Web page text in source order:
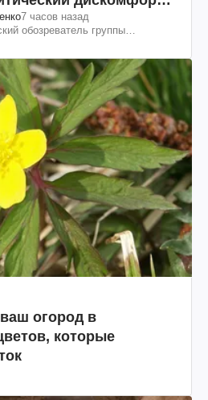
7 часов назад
обозреватель группы
огород в
которые